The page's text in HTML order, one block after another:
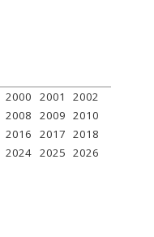
2000 2001
2002
2008 2009 2010
2016 2017 2018
2024 2025 2026